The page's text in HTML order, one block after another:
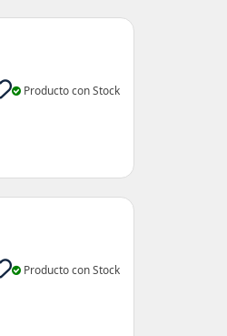
Producto con Stock
Producto con Stock